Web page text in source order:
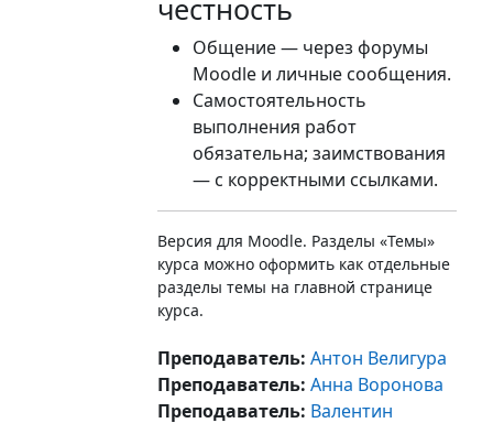
честность
Общение — через форумы
Moodle и личные сообщения.
Самостоятельность
выполнения работ
обязательна; заимствования
— с корректными ссылками.
Версия для Moodle. Разделы «Темы»
курса можно оформить как отдельные
разделы темы на главной странице
курса.
Преподаватель: Антон Велигура
Преподаватель: Анна Воронова
Преподаватель: Валентин